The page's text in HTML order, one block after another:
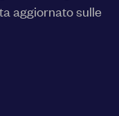
aggiornato sulle